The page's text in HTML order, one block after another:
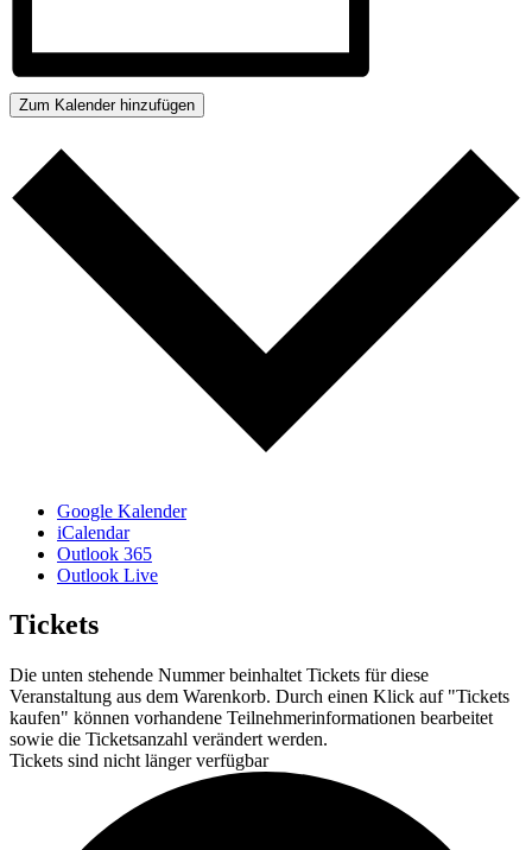
Zum Kalender hinzufügen
Google Kalender
iCalendar
Outlook 365
Outlook Live
Tickets
Die unten stehende Nummer beinhaltet Tickets für diese
Veranstaltung aus dem Warenkorb. Durch einen Klick auf "Tickets
kaufen" können vorhandene Teilnehmerinformationen bearbeitet
sowie die Ticketsanzahl verändert werden.
Tickets sind nicht länger verfügbar